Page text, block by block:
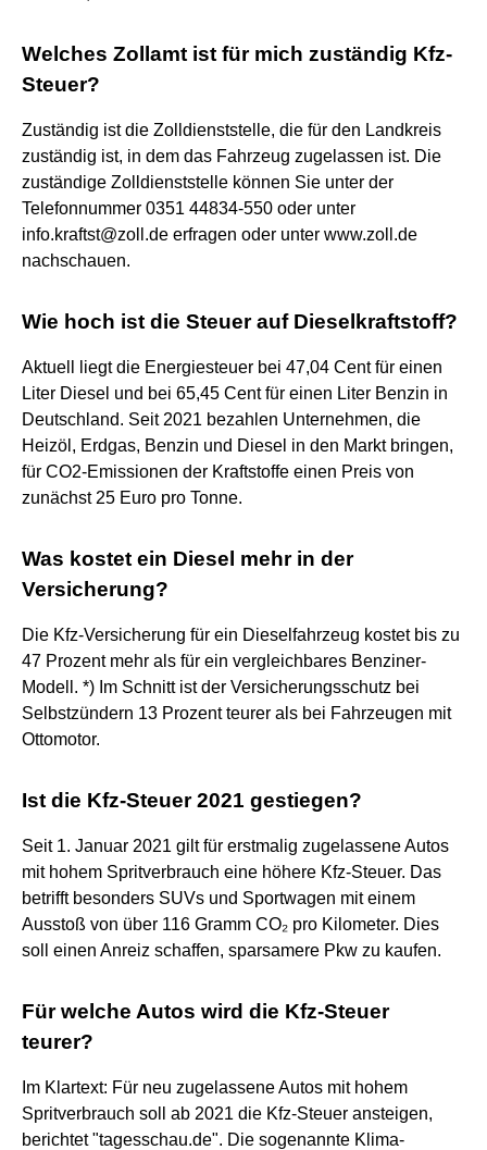
Welches Zollamt ist für mich zuständig Kfz-
Steuer?
Zuständig ist die Zolldienststelle, die für den Landkreis
zuständig ist, in dem das Fahrzeug zugelassen ist. Die
zuständige Zolldienststelle können Sie unter der
Telefonnummer 0351 44834-550 oder unter
info.kraftst@zoll.de erfragen oder unter www.zoll.de
nachschauen.
Wie hoch ist die Steuer auf Dieselkraftstoff?
Aktuell liegt die Energiesteuer bei 47,04 Cent für einen
Liter Diesel und bei 65,45 Cent für einen Liter Benzin in
Deutschland. Seit 2021 bezahlen Unternehmen, die
Heizöl, Erdgas, Benzin und Diesel in den Markt bringen,
für CO2-Emissionen der Kraftstoffe einen Preis von
zunächst 25 Euro pro Tonne.
Was kostet ein Diesel mehr in der
Versicherung?
Die Kfz-Versicherung für ein Dieselfahrzeug kostet bis zu
47 Prozent mehr als für ein vergleichbares Benziner-
Modell. *) Im Schnitt ist der Versicherungsschutz bei
Selbstzündern 13 Prozent teurer als bei Fahrzeugen mit
Ottomotor.
Ist die Kfz-Steuer 2021 gestiegen?
Seit 1. Januar 2021 gilt für erstmalig zugelassene Autos
mit hohem Spritverbrauch eine höhere Kfz-Steuer. Das
betrifft besonders SUVs und Sportwagen mit einem
Ausstoß von über 116 Gramm CO₂ pro Kilometer. Dies
soll einen Anreiz schaffen, sparsamere Pkw zu kaufen.
Für welche Autos wird die Kfz-Steuer
teurer?
Im Klartext: Für neu zugelassene Autos mit hohem
Spritverbrauch soll ab 2021 die Kfz-Steuer ansteigen,
berichtet "tagesschau.de". Die sogenannte Klima-